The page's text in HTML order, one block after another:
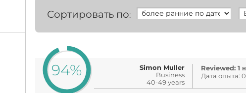
Сортировать по:
94%
Simon Muller
Business
40-49 years
Reviewed: 1
Дата опыта: